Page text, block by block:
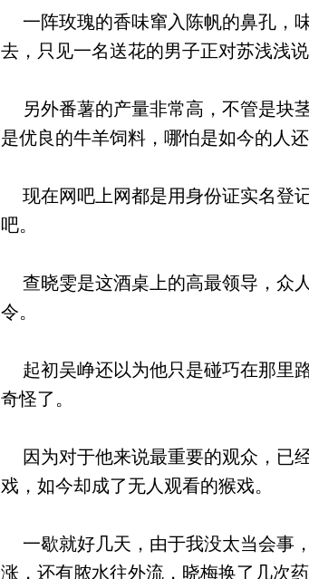
一阵玫瑰的香味窜入陈帆的鼻孔，
去，只见一名送花的男子正对苏浅浅说
另外番薯的产量非常高，不管是块
是优良的牛羊饲料，哪怕是如今的人
现在网吧上网都是用身份证实名登
吧。
查晓雯是这酒桌上的高最领导，众
令。
起初吴峥还以为他只是碰巧在那里
奇怪了。
因为对于他来说最重要的观众，已
戏，如今却成了无人观看的猴戏。
一歇就好几天，由于我没太当会事
涨，还有脓水往外流，晓梅换了几次